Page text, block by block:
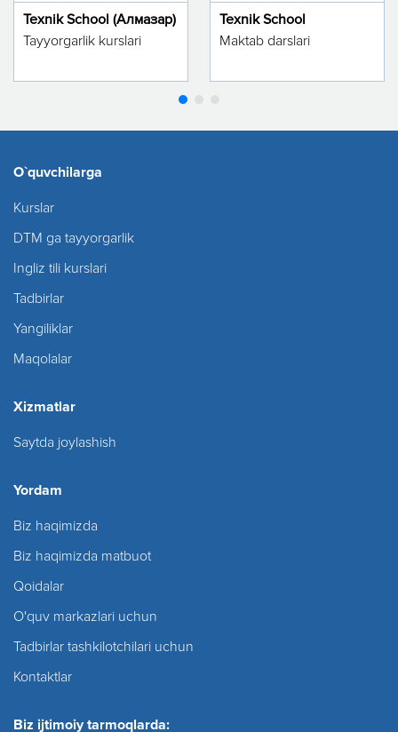
Texnik School (Алмазар)
Tayyorgarlik kurslari
Texnik School
Maktab darslari
O`quvchilarga
Kurslar
DTM ga tayyorgarlik
Ingliz tili kurslari
Tadbirlar
Yangiliklar
Maqolalar
Xizmatlar
Saytda joylashish
Yordam
Biz haqimizda
Biz haqimizda matbuot
Qoidalar
O'quv markazlari uchun
Tadbirlar tashkilotchilari uchun
Kontaktlar
Biz ijtimoiy tarmoqlarda: